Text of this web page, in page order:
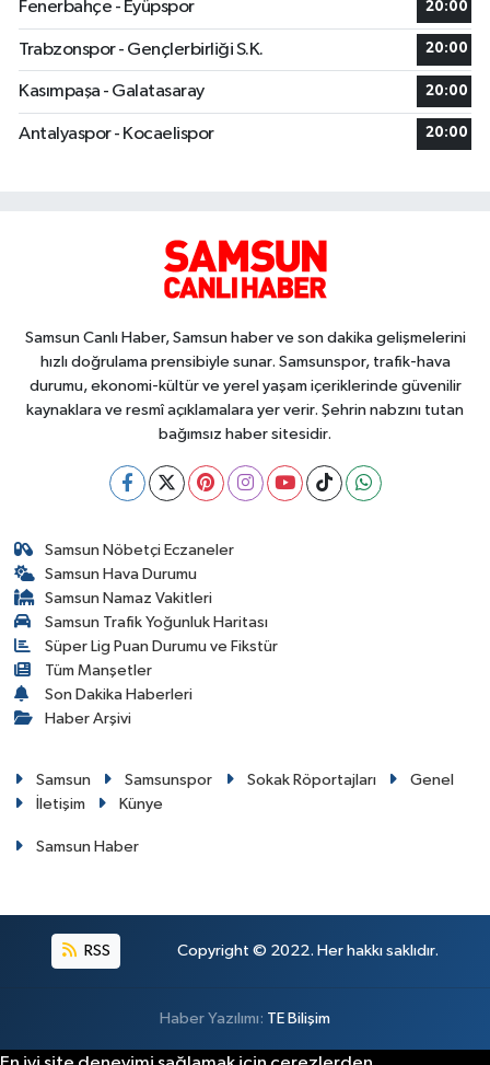
Fenerbahçe - Eyüpspor 20:00
Trabzonspor - Gençlerbirliği S.K. 20:00
Kasımpaşa - Galatasaray 20:00
Antalyaspor - Kocaelispor 20:00
Samsun Canlı Haber, Samsun haber ve son dakika gelişmelerini
hızlı doğrulama prensibiyle sunar. Samsunspor, trafik-hava
durumu, ekonomi-kültür ve yerel yaşam içeriklerinde güvenilir
kaynaklara ve resmî açıklamalara yer verir. Şehrin nabzını tutan
bağımsız haber sitesidir.
Samsun Nöbetçi Eczaneler
Samsun Hava Durumu
Samsun Namaz Vakitleri
Samsun Trafik Yoğunluk Haritası
Süper Lig Puan Durumu ve Fikstür
Tüm Manşetler
Son Dakika Haberleri
Haber Arşivi
Samsun Samsunspor Sokak Röportajları
Genel
İletişim
Künye
Samsun Haber
RSS Copyright © 2022. Her hakkı saklıdır.
Haber Yazılımı: TE Bilişim